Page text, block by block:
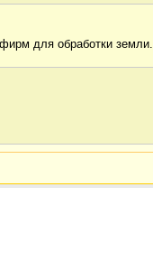
для обработки земли.